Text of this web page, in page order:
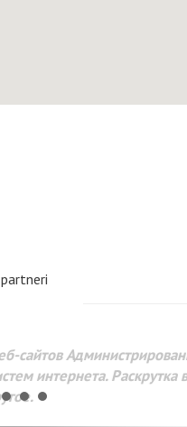
веб-
Раскрутка веб-сайтов.